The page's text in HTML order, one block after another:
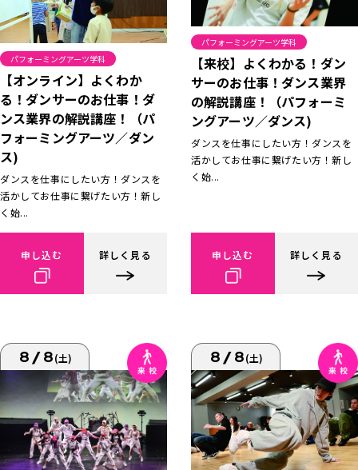
パフォーミングアーツ学科
【オンライン】よくわか
る！ダンサーのお仕事！ダ
ンス業界の解説講座！（パ
フォーミングアーツ／ダン
ス)
ダンスを仕事にしたい方！ダンスを
活かしてお仕事に繋げたい方！新し
く始...
申し込む 詳しく見る
パフォーミングアーツ学科
【来校】よくわかる！ダン
サーのお仕事！ダンス業界
の解説講座！（パフォーミ
ングアーツ／ダンス)
ダンスを仕事にしたい方！ダンスを
活かしてお仕事に繋げたい方！新し
く始...
申し込む 詳しく見る
8/8(土) 8/8(土)